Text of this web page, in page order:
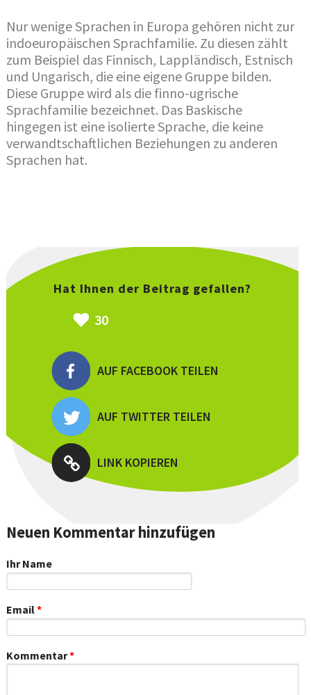
Nur wenige Sprachen in Europa gehören nicht zur
indoeuropäischen Sprachfamilie. Zu diesen zählt
zum Beispiel das Finnisch, Lappländisch, Estnisch
und Ungarisch, die eine eigene Gruppe bilden.
Diese Gruppe wird als die finno-ugrische
Sprachfamilie bezeichnet. Das Baskische
hingegen ist eine isolierte Sprache, die keine
verwandtschaftlichen Beziehungen zu anderen
Sprachen hat.
Hat Ihnen der Beitrag gefallen?
30
AUF FACEBOOK TEILEN
AUF TWITTER TEILEN
LINK KOPIEREN
Neuen Kommentar hinzufügen
Ihr Name
Email*
Kommentar*